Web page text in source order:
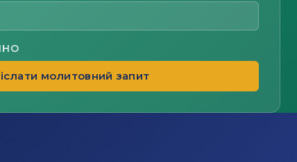
молитовний запит